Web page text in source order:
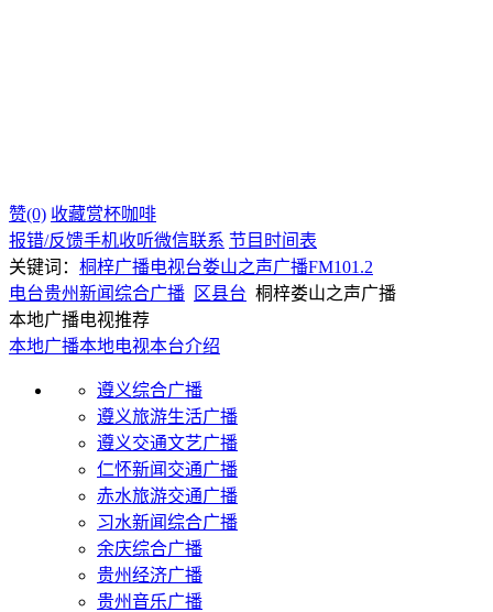
赞(0) 收藏赏杯咖啡
报错/反馈手机收听微信联系 节目时间表
关键词： 桐梓广播电视台娄山之声广播FM101.2
电台贵州新闻综合广播 区县台 桐梓娄山之声广播
本地广播电视推荐
本地广播本地电视本台介绍
遵义综合广播
遵义旅游生活广播
遵义交通文艺广播
仁怀新闻交通广播
赤水旅游交通广播
习水新闻综合广播
余庆综合广播
贵州经济广播
贵州音乐广播